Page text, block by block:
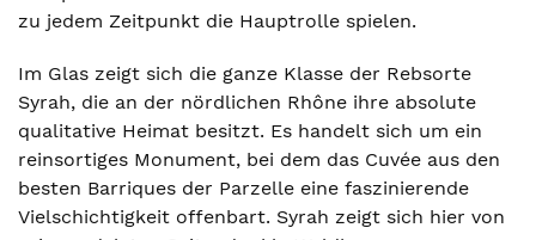
zu jedem Zeitpunkt die Hauptrolle spielen.
Im Glas zeigt sich die ganze Klasse der Rebsorte
Syrah, die an der nördlichen Rhône ihre absolute
qualitative Heimat besitzt. Es handelt sich um ein
reinsortiges Monument, bei dem das Cuvée aus den
besten Barriques der Parzelle eine faszinierende
Vielschichtigkeit offenbart. Syrah zeigt sich hier von